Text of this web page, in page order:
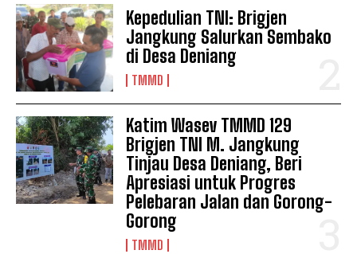
Kepedulian TNI: Brigjen
Jangkung Salurkan Sembako
di Desa Deniang
TMMD
Katim Wasev TMMD 129
Brigjen TNI M. Jangkung
Tinjau Desa Deniang, Beri
Apresiasi untuk Progres
Pelebaran Jalan dan Gorong-
Gorong
TMMD